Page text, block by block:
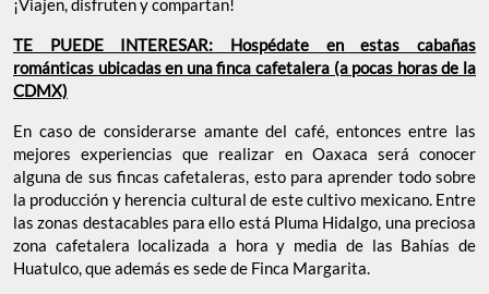
¡Viajen, disfruten y compartan!
TE PUEDE INTERESAR: Hospédate en estas cabañas
románticas ubicadas en una finca cafetalera (a pocas horas de la
CDMX)
En caso de considerarse amante del café, entonces entre las
mejores experiencias que realizar en Oaxaca será conocer
alguna de sus fincas cafetaleras, esto para aprender todo sobre
la producción y herencia cultural de este cultivo mexicano. Entre
las zonas destacables para ello está Pluma Hidalgo, una preciosa
zona cafetalera localizada a hora y media de las Bahías de
Huatulco, que además es sede de Finca Margarita.